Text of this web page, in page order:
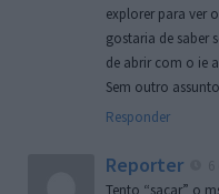
explorer para ver
gostaria de saber
de abrir com o ie
Sem outro
Responder
Reporter
Tento “sacar” o